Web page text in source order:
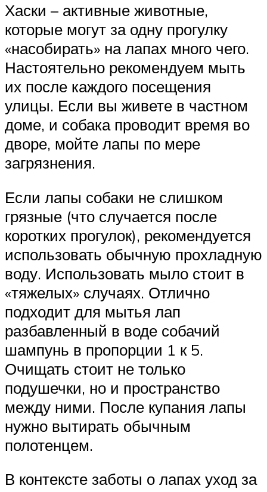
Хаски – активные животные,
которые могут за одну прогулку
«насобирать» на лапах много чего.
Настоятельно рекомендуем мыть
их после каждого посещения
улицы. Если вы живете в частном
доме, и собака проводит время во
дворе, мойте лапы по мере
загрязнения.
Если лапы собаки не слишком
грязные (что случается после
коротких прогулок), рекомендуется
использовать обычную прохладную
воду. Использовать мыло стоит в
«тяжелых» случаях. Отлично
подходит для мытья лап
разбавленный в воде собачий
шампунь в пропорции 1 к 5.
Очищать стоит не только
подушечки, но и пространство
между ними. После купания лапы
нужно вытирать обычным
полотенцем.
В контексте заботы о лапах уход за